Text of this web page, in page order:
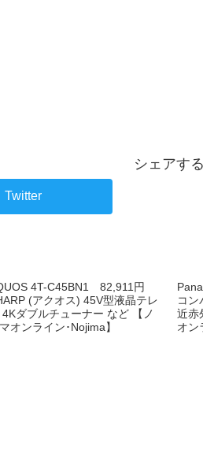
シェアする
Twitter
4T-C45BN1 82,911円
(アクオス) 45V型液晶テレ
4Kダブルチューナー など 【ノ
オンライン･Nojima】
コン
近赤
オン